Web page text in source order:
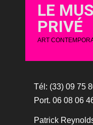
LE
PRIVÉ
ART
Tél: (33) 09 75
Port. 06 08 06
Patrick